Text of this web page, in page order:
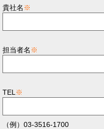
貴社名 ※
担当者名 ※
TEL ※
（例）03-3516-1700